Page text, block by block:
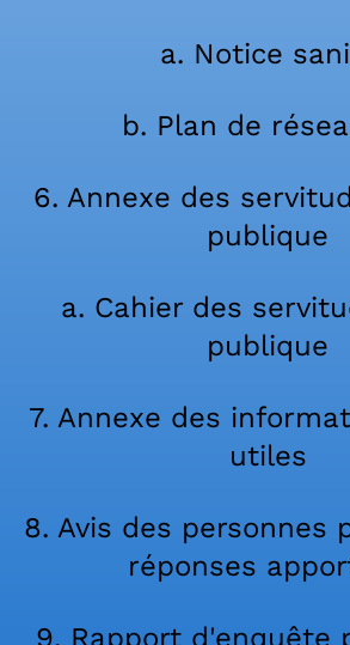
a. Notice
b. Plan de
6. Annexe des
publique
a. Cahier des
publique
7. Annexe des
utiles
8. Avis des personnes
réponses
9. Rapport d'enquête